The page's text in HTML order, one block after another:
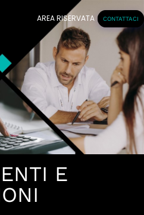
AREA RISERVATA CONTATTACI
E